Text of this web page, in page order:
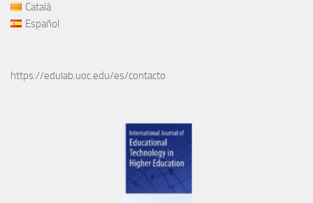
Català
Español
https://edulab.uoc.edu/es/contacto